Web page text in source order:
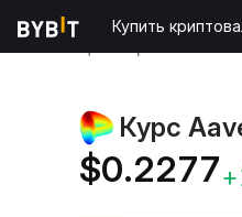
Купить
Курс
$0.2277